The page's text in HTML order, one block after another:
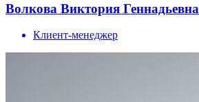
Волкова Виктория Геннадьевна
Клиент-менеджер